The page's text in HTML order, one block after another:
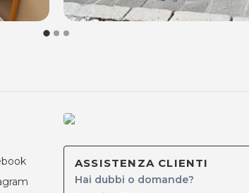
ASSISTENZA CLIENTI
Hai dubbi o domande?